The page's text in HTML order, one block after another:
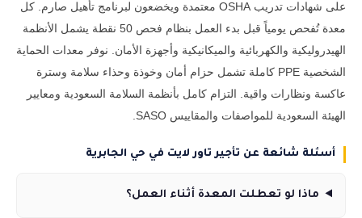
على شهادات تدريب OSHA معتمدة ويخضعون لبرنامج تأهيل صارم. كل
معدة تُفحص يومياً قبل بدء العمل بنظام فحص 50 نقطة يشمل الأنظمة
الهيدروليكية والكهربائية والميكانيكية وأجهزة الأمان. نوفر معدات الحماية
الشخصية PPE كاملة تشمل حزام أمان وخوذة وحذاء سلامة وسترة
عاكسة ونظارات واقية. التزام كامل بأنظمة السلامة السعودية ومعايير
الهيئة السعودية للمواصفات والمقاييس SASO.
أسئلة شائعة عن تأجير تاور لايت في حي الجابرية
ماذا لو تعطلت المعدة أثناء العمل؟